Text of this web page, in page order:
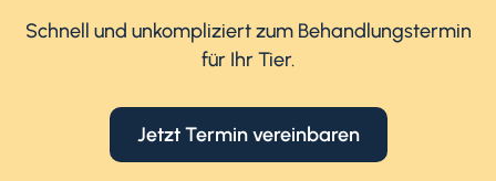
Schnell und unkompliziert zum Behandlungstermin
für Ihr Tier.
Jetzt Termin vereinbaren